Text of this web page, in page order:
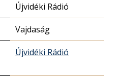
Újvidéki Rádió
Vajdaság
Újvidéki Rádió